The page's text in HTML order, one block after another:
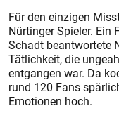
Für den einzigen
Nürtinger Spieler. Ein
Schadt beantwortete
Tätlichkeit, die
entgangen war. Da
rund 120 Fans
Emotionen hoch.